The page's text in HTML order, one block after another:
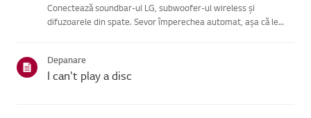
Conectează soundbar-ul LG, subwoofer-ul wireless și
difuzoarele din spate. Sevor împerechea automat, așa că le
roșu...
Depanare
I can't play a disc